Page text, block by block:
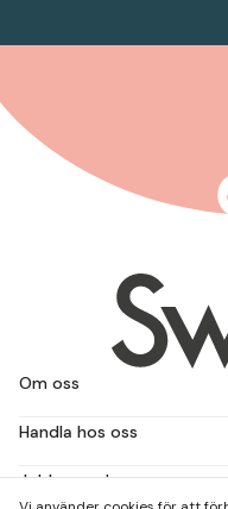
Om oss
Handla hos oss
Jobba med oss